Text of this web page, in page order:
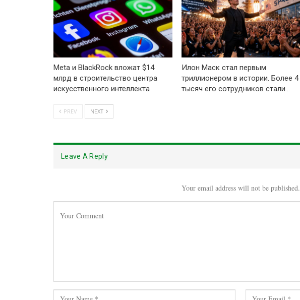
Meta и BlackRock вложат $14
млрд в строительство центра
искусственного интеллекта
Илон Маск стал первым
триллионером в истории. Более 4
тысяч его сотрудников стали…
PREV NEXT
Leave A Reply
Your email address will not be published.